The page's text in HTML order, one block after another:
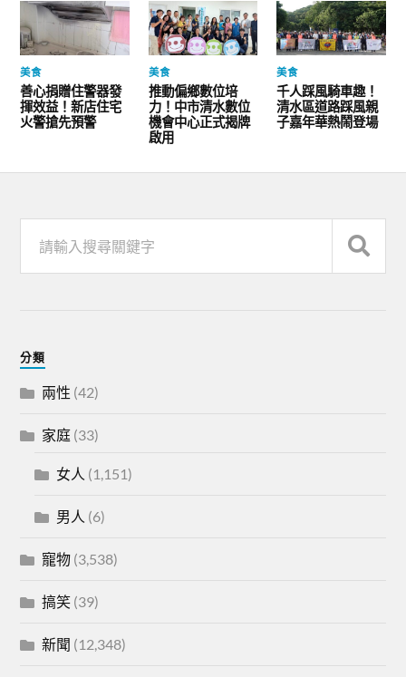
美食
善心捐贈住警器發
揮效益！新店住宅
火警搶先預警
美食
推動偏鄉數位培
力！中市清水數位
機會中心正式揭牌
啟用
美食
千人踩風騎車趣！
清水區道路踩風親
子嘉年華熱鬧登場
分類
兩性 (42)
家庭 (33)
女人 (1,151)
男人 (6)
寵物 (3,538)
搞笑 (39)
新聞 (12,348)